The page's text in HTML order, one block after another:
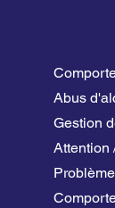
Abus
Gestion
Attention